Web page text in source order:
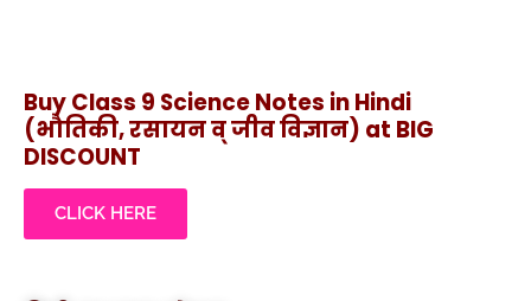
Buy Class 9 Science Notes in Hindi
(भौतिकी, रसायन व् जीव विज्ञान) at BIG
DISCOUNT
CLICK HERE